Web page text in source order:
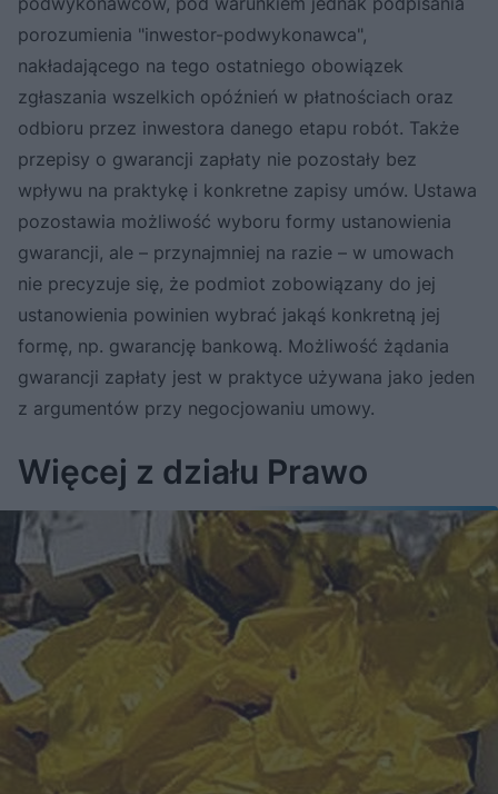
porozumienia "inwestor-podwykonawca",
nakładającego na tego ostatniego obowiązek
zgłaszania wszelkich opóźnień w płatnościach oraz
odbioru przez inwestora danego etapu robót. Także
przepisy o gwarancji zapłaty nie pozostały bez
wpływu na praktykę i konkretne zapisy umów. Ustawa
pozostawia możliwość wyboru formy ustanowienia
gwarancji, ale – przynajmniej na razie – w umowach
nie precyzuje się, że podmiot zobowiązany do jej
ustanowienia powinien wybrać jakąś konkretną jej
formę, np. gwarancję bankową. Możliwość żądania
gwarancji zapłaty jest w praktyce używana jako jeden
z argumentów przy negocjowaniu umowy.
Więcej z działu Prawo